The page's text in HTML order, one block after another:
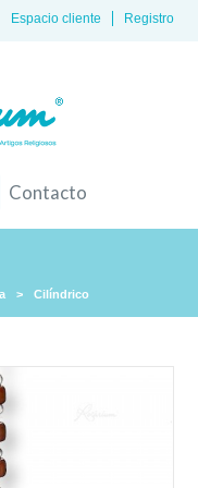
Registro
Espacio cliente
Contacto
> Cilíndrico